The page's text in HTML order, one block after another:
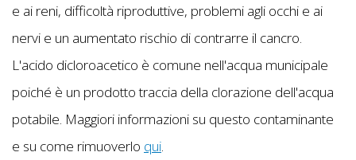
e ai reni, difficoltà riproduttive, problemi agli occhi e ai
nervi e un aumentato rischio di contrarre il cancro.
L'acido dicloroacetico è comune nell'acqua municipale
poiché è un prodotto traccia della clorazione dell'acqua
potabile. Maggiori informazioni su questo contaminante
e su come rimuoverlo qui.